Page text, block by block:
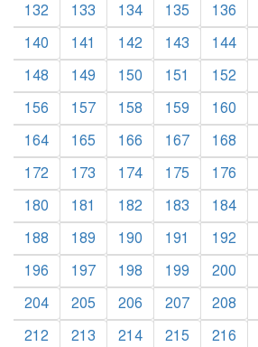
132
133 134 135 136
140
141 142 143 144
148
149 150 151 152
156
157 158 159 160
164
165 166 167 168
172
173 174 175 176
180
181 182 183 184
188
189 190 191 192
196
197 198 199 200
204
205 206 207 208
212
213 214 215 216